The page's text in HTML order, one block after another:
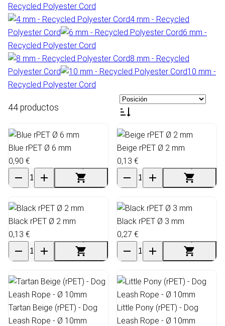
Recycled Polyester Cord
4 mm - Recycled
Polyester Cord
6 mm -
Recycled Polyester Cord
8 mm - Recycled
Polyester Cord
10 mm -
Recycled Polyester Cord
44 productos
Blue rPET Ø 6 mm
0,90 €
Beige rPET Ø 2 mm
0,13 €
Black rPET Ø 2 mm
0,13 €
Black rPET Ø 3 mm
0,27 €
Tartan Beige (rPET) - Dog
Leash Rope - Ø 10mm
Little Pony (rPET) - Dog
Leash Rope - Ø 10mm